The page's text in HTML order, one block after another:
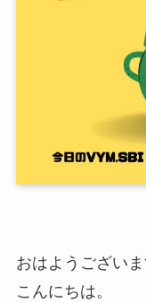
おはようございま
こんにちは。